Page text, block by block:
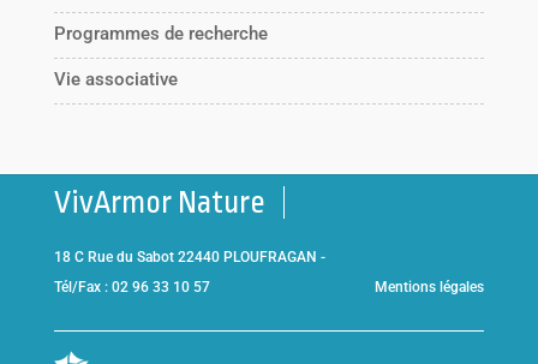
Programmes de recherche
Vie associative
VivArmor Nature
18 C Rue du Sabot 22440 PLOUFRAGAN -
Tél/Fax : 02 96 33 10 57
Mentions légales